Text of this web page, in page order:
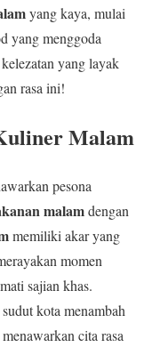
yang kaya, mulai
yang menggoda
yang layak
rasa ini!
Malam
pesona
malamdengan
memiliki akar yang
momen
sajian khas.
kota menambah
cita rasa